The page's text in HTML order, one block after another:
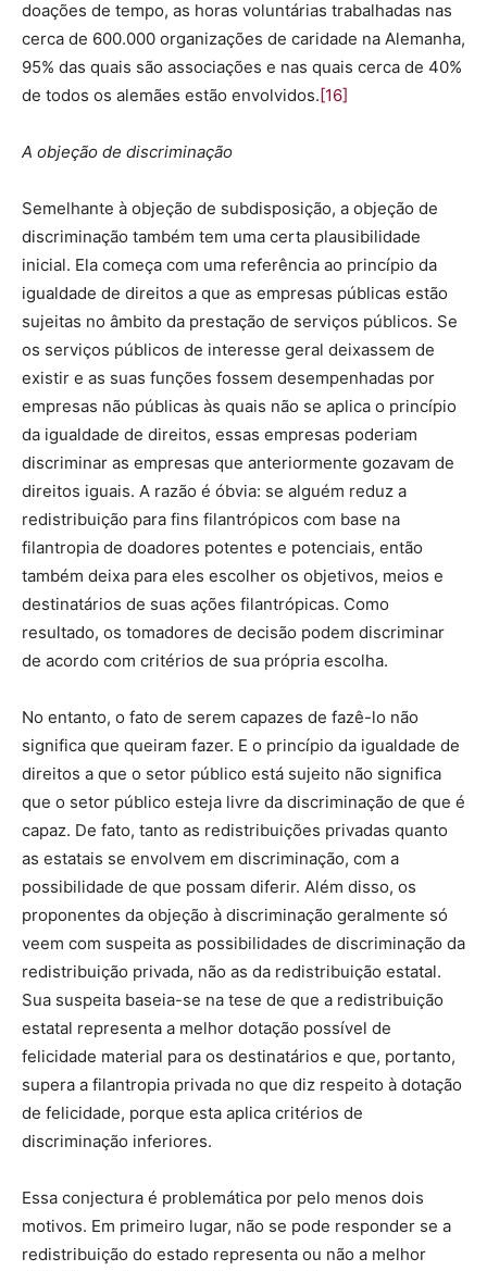
doações de tempo, as horas voluntárias trabalhadas nas
cerca de 600.000 organizações de caridade na Alemanha,
95% das quais são associações e nas quais cerca de 40%
de todos os alemães estão envolvidos.[16]
A objeção de discriminação
Semelhante à objeção de subdisposição, a objeção de
discriminação também tem uma certa plausibilidade
inicial. Ela começa com uma referência ao princípio da
igualdade de direitos a que as empresas públicas estão
sujeitas no âmbito da prestação de serviços públicos. Se
os serviços públicos de interesse geral deixassem de
existir e as suas funções fossem desempenhadas por
empresas não públicas às quais não se aplica o princípio
da igualdade de direitos, essas empresas poderiam
discriminar as empresas que anteriormente gozavam de
direitos iguais. A razão é óbvia: se alguém reduz a
redistribuição para fins filantrópicos com base na
filantropia de doadores potentes e potenciais, então
também deixa para eles escolher os objetivos, meios e
destinatários de suas ações filantrópicas. Como
resultado, os tomadores de decisão podem discriminar
de acordo com critérios de sua própria escolha.
No entanto, o fato de serem capazes de fazê-lo não
significa que queiram fazer. E o princípio da igualdade de
direitos a que o setor público está sujeito não significa
que o setor público esteja livre da discriminação de que é
capaz. De fato, tanto as redistribuições privadas quanto
as estatais se envolvem em discriminação, com a
possibilidade de que possam diferir. Além disso, os
proponentes da objeção à discriminação geralmente só
veem com suspeita as possibilidades de discriminação da
redistribuição privada, não as da redistribuição estatal.
Sua suspeita baseia-se na tese de que a redistribuição
estatal representa a melhor dotação possível de
felicidade material para os destinatários e que, portanto,
supera a filantropia privada no que diz respeito à dotação
de felicidade, porque esta aplica critérios de
discriminação inferiores.
Essa conjectura é problemática por pelo menos dois
motivos. Em primeiro lugar, não se pode responder se a
redistribuição do estado representa ou não a melhor